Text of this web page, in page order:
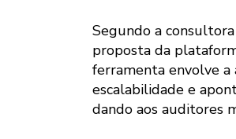
Segundo a
proposta da
ferramenta envolve a
escalabilidade e
dando aos auditores